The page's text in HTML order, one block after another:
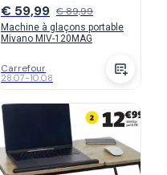
€ 59,99 € 89,99
Machine à glaçons portable
Mivano MIV-120MAG
Carrefour
28.07-10.08